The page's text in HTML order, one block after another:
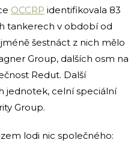
OCCRP identifikovala 83
tankerech v období od
šestnáct z nich mělo
Group, dalších osm na
Redut. Další
jednotek, celní speciální
Group.
lodi nic společného: